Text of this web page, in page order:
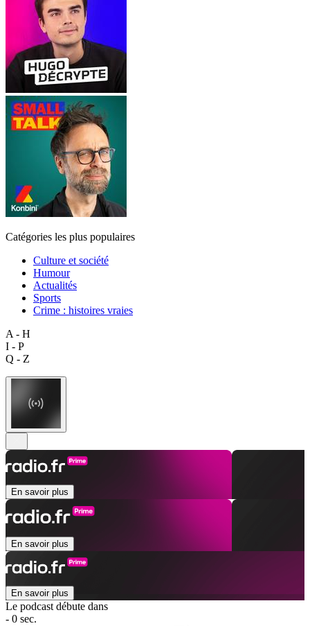
Catégories les plus populaires
Culture et société
Humour
Actualités
Sports
Crime : histoires vraies
A - H
I - P
Q - Z
En savoir plus
En savoir plus
En savoir plus
Le podcast débute dans
- 0 sec.